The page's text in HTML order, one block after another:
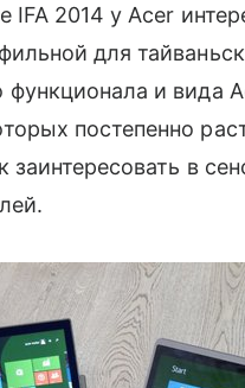
IFA 2014 у Acer
для
функционала и вида
постепенно
заинтересовать в